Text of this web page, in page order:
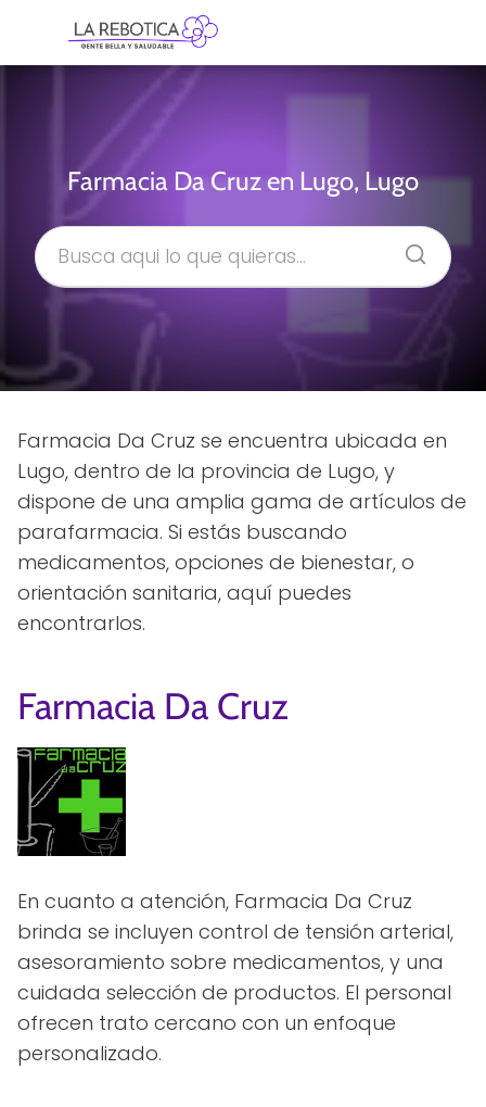
Farmacia Da Cruz en Lugo, Lugo
Farmacia Da Cruz se encuentra ubicada en
Lugo, dentro de la provincia de Lugo, y
dispone de una amplia gama de artículos de
parafarmacia. Si estás buscando
medicamentos, opciones de bienestar, o
orientación sanitaria, aquí puedes
encontrarlos.
Farmacia Da Cruz
En cuanto a atención, Farmacia Da Cruz
brinda se incluyen control de tensión arterial,
asesoramiento sobre medicamentos, y una
cuidada selección de productos. El personal
ofrecen trato cercano con un enfoque
personalizado.